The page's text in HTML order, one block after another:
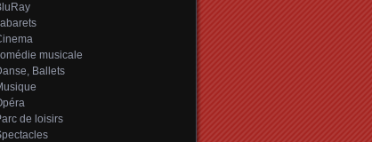
musicale
Ballets
de loisirs